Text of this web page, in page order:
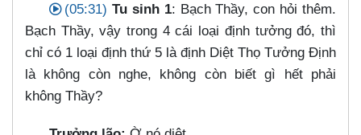
(05:31) Tu sinh 1: Bạch Thầy, con hỏi thêm.
Bạch Thầy, vậy trong 4 cái loại định tưởng đó, thì
chỉ có 1 loại định thứ 5 là định Diệt Thọ Tưởng Định
là không còn nghe, không còn biết gì hết phải
không Thầy?